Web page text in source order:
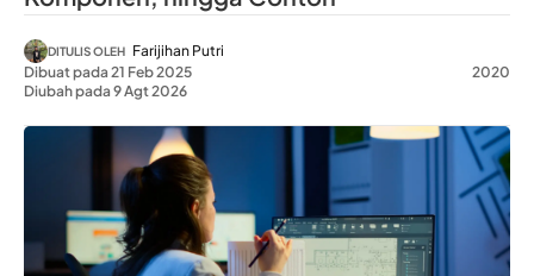
DITULIS OLEH Farijihan Putri
Dibuat pada 21 Feb 2025
Diubah pada 9 Agt 2026
2020